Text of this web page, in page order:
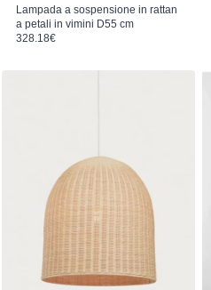
Lampada a sospensione in rattan
a petali in vimini D55 cm
328.18€